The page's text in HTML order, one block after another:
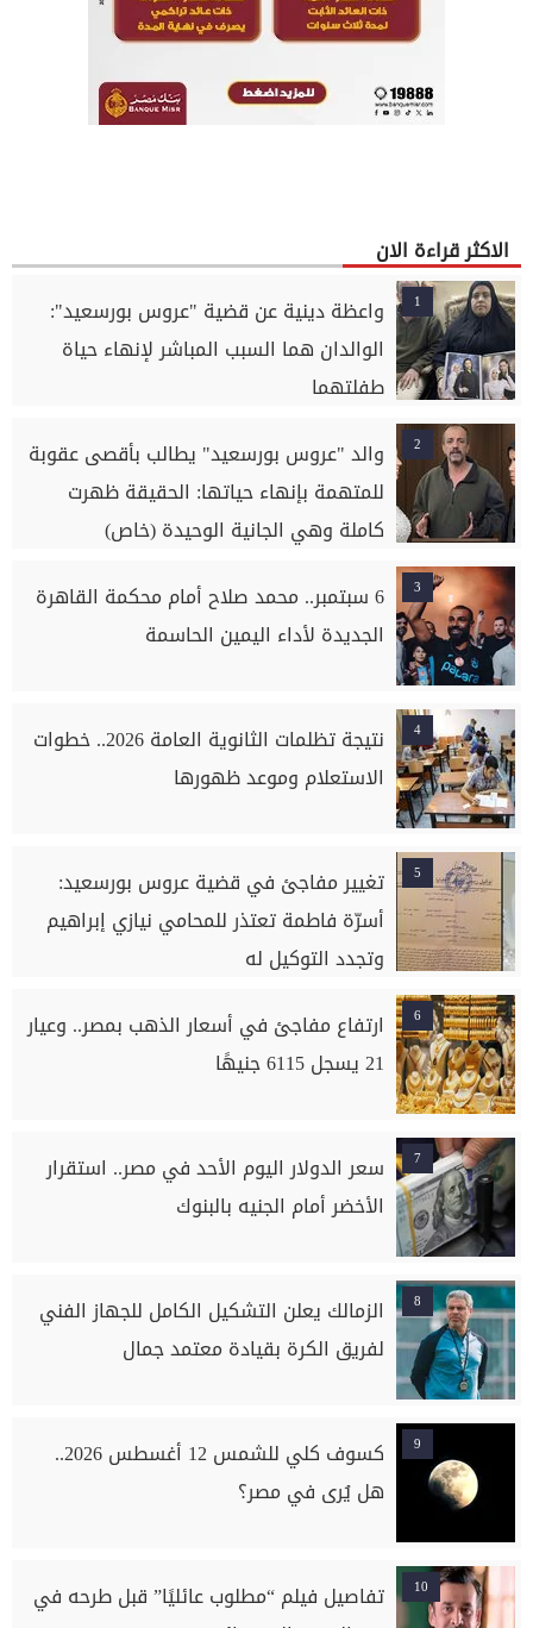
الاكثر قراءة الان
1
واعظة دينية عن قضية "عروس بورسعيد":
الوالدان هما السبب المباشر لإنهاء حياة
طفلتهما
2
والد "عروس بورسعيد" يطالب بأقصى عقوبة
للمتهمة بإنهاء حياتها: الحقيقة ظهرت
كاملة وهي الجانية الوحيدة (خاص)
3
6 سبتمبر.. محمد صلاح أمام محكمة القاهرة
الجديدة لأداء اليمين الحاسمة
4
نتيجة تظلمات الثانوية العامة 2026.. خطوات
الاستعلام وموعد ظهورها
5
تغيير مفاجئ في قضية عروس بورسعيد:
أسرّة فاطمة تعتذر للمحامي نيازي إبراهيم
وتجدد التوكيل له
6
ارتفاع مفاجئ في أسعار الذهب بمصر.. وعيار
21 يسجل 6115 جنيهًا
7
سعر الدولار اليوم الأحد في مصر.. استقرار
الأخضر أمام الجنيه بالبنوك
8
الزمالك يعلن التشكيل الكامل للجهاز الفني
لفريق الكرة بقيادة معتمد جمال
9
كسوف كلي للشمس 12 أغسطس 2026..
هل يُرى في مصر؟
10
تفاصيل فيلم “مطلوب عائليًا” قبل طرحه في